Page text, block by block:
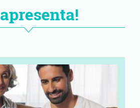
apresenta!